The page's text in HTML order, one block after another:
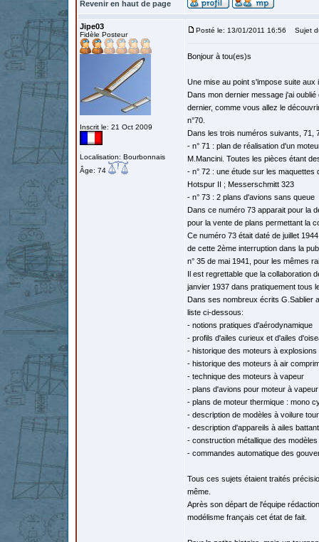
Revenir en haut de page
Jipe03
Fidèle Posteur
Inscrit le: 21 Oct 2009
Localisation: Bourbonnais
Âge: 74
Posté le: 13/01/2011 16:56 Sujet
Bonjour à tou(es)s
Une mise au point s'impose suite
Dans mon dernier message j'ai
dernier, comme vous allez le
n°70.
Dans les trois numéros suivants, 71,
- n° 71 : plan de réalisation d'un
M.Mancini. Toutes les pièces étant
- n° 72 : une étude sur les
Hotspur II ; Messerschmitt 323
- n° 73 : 2 plans d'avions sans queue
Dans ce numéro 73 apparait pour la
pour la vente de plans permettant la
Ce numéro 73 était daté de juillet
de cette 2ème interruption dans la
n° 35 de mai 1941, pour les mêmes
Il est regrettable que la collaboration
janvier 1937 dans pratiquement tous
Dans ses nombreux écrits G.Sablier
liste ci-dessous:
- notions pratiques d'aérodynamique
- profils d'ailes curieux et d'ailes
- historique des moteurs à
- historique des moteurs à air
- technique des moteurs à vapeur
- plans d'avions pour moteur à vapeur
- plans de moteur thermique : mono
- description de modèles à voilure
- description d'appareils à ailes
- construction métallique des
- commandes automatique des
Tous ces sujets étaient traités
même.
Après son départ de l'équipe
modélisme français cet état de fait.